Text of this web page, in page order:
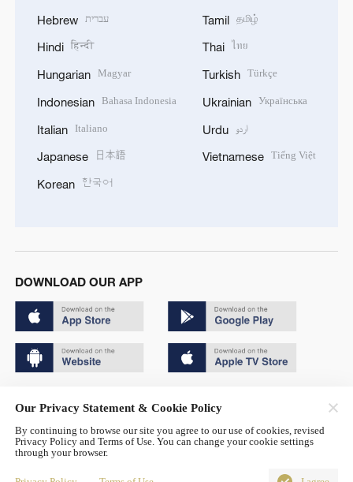
Hebrew עברית
Hindi हिन्दी
Hungarian Magyar
Indonesian Bahasa Indonesia
Italian Italiano
Japanese 日本語
Korean 한국어
Tamil தமிழ்
Thai ไทย
Turkish Türkçe
Ukrainian Українська
Urdu اردو
Vietnamese Tiếng Việt
DOWNLOAD OUR APP
京公网安备 11010502050052号
Disinformation report hotline: 010-85061466
Our Privacy Statement & Cookie Policy
By continuing to browse our site you agree to our use of cookies, revised
Privacy Policy and Terms of Use. You can change your cookie settings
through your browser.